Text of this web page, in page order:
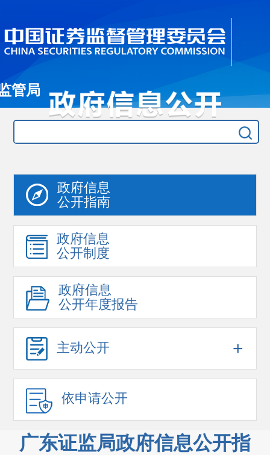
管局
政府信息
公开指南
政府信息
公开制度
政府信息
公开年度报告
主动公开 +
依申请公开
广东证监局政府信息公开指